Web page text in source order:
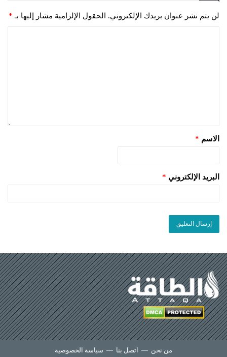
لن يتم نشر عنوان بريدك الإلكتروني. الحقول الإلزامية مشار إليها بـ *
الاسم *
البريد الإلكتروني *
من نحن — اتصل بنا — سياسة الخصوصية